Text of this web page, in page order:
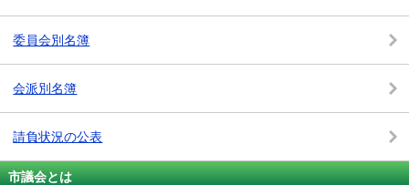
委員会別名簿
会派別名簿
請負状況の公表
市議会とは